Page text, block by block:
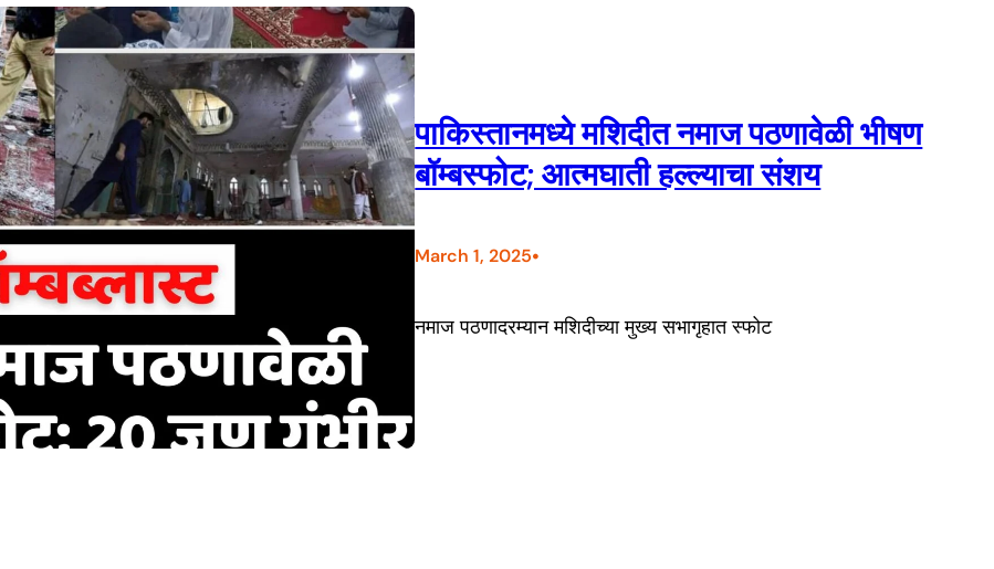
पाकिस्तानमध्ये मशिदीत नमाज पठणावेळी भीषण
बॉम्बस्फोट; आत्मघाती हल्ल्याचा संशय
March 1, 2025•
नमाज पठणादरम्यान मशिदीच्या मुख्य सभागृहात स्फोट